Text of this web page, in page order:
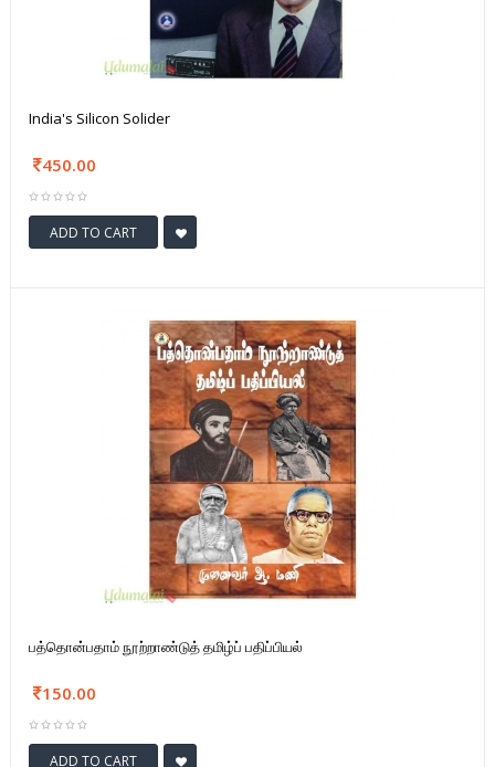
India's Silicon Solider
450.00
ADD TO CART
பத்தொன்பதாம் நூற்றாண்டுத் தமிழ்ப் பதிப்பியல்
150.00
ADD TO CART